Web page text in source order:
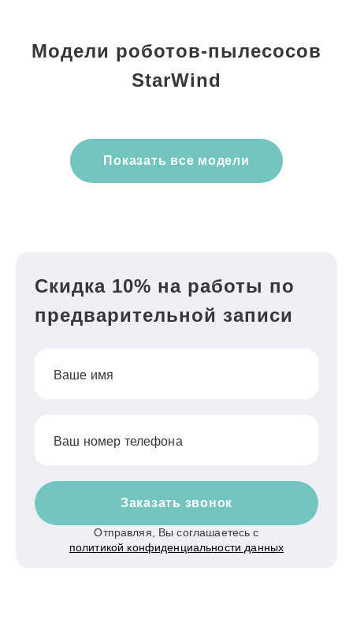
Модели роботов-пылесосов
StarWind
Показать все модели
Скидка 10% на работы по
предварительной записи
Ваше имя
Ваш номер телефона
Заказать звонок
Отправляя, Вы соглашаетесь с
политикой конфиденциальности данных